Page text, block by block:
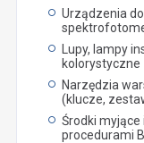
Urządzenia
Lupy, lampy
kolorystyczne
Narzędzia
(klucze,
Środki
procedurami